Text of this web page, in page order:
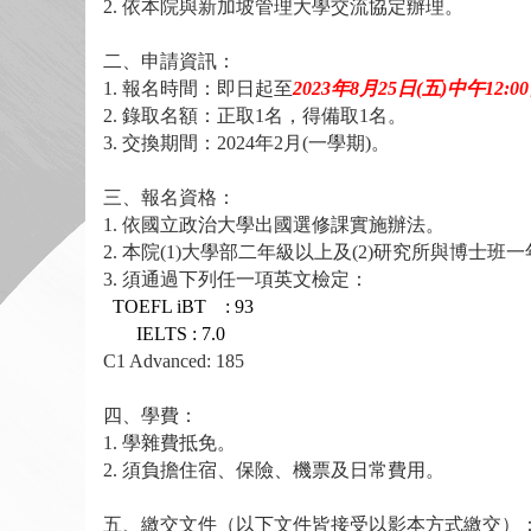
2. 依本院與新加坡管理大學交流協定辦理。
二、申請資訊：
1. 報名時間：即日起至2023年8月25日(五)中午
2. 錄取名額：正取1名，得備取1名。
3. 交換期間： 2024年2 月 (一學期)。
三、報名資格：
1. 依國立政治大學出國選修課實施辦法。
2. 本院(1)大學部二年級以上及(2)研究所與博士班一
3. 須通過下列任一項英文檢定：
TOEFL iBT : 93
IELTS : 7.0
C1 Advanced: 185
四、學費：
1. 學雜費抵免。
2. 須負擔住宿、保險、機票及日常費用。
五、繳交文件（以下文件皆接受以影本方式繳交）：